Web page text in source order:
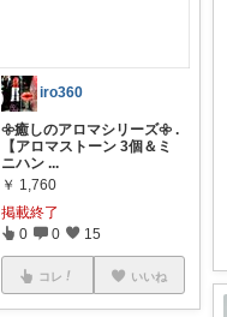
iro360
𖧷癒しのアロマシリーズ𖧷 .
【アロマストーン 3個＆ミ
ニハン ...
￥ 1,760
掲載終了
0 0 15
コレ いいね